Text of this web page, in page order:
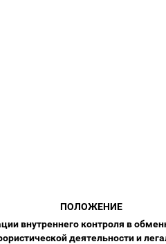
ПОЛОЖЕНИЕ
внутреннего контроля в
деятельности и